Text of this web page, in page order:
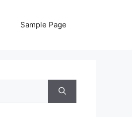
Sample Page